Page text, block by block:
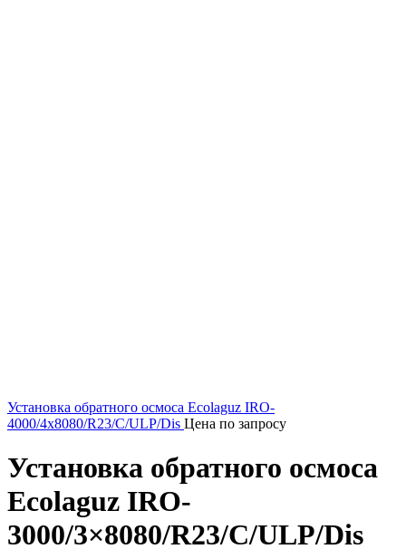
Установка обратного осмоса Ecolaguz IRO-
4000/4x8080/R23/C/ULP/Dis Цена по запросу
Установка обратного осмоса
Ecolaguz IRO-
3000/3×8080/R23/C/ULP/Dis